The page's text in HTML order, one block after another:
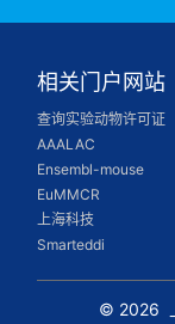
相关门户网站
查询实验动物许可证
AAALAC
Ensembl-mouse
EuMMCR
上海科技
Smarteddi
© 2026